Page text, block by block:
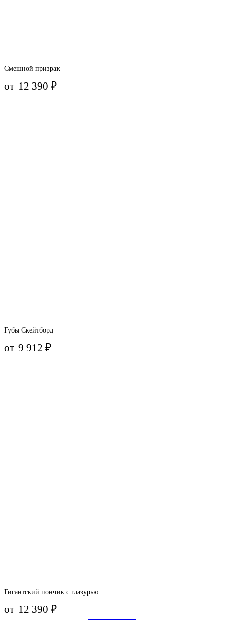
Смешной призрак
от 12 390₽
Губы Скейтборд
от 9 912₽
Гигантский пончик с глазурью
от 12 390₽